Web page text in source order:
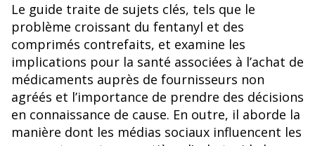
Le guide traite de sujets clés, tels que le
problème croissant du fentanyl et des
comprimés contrefaits, et examine les
implications pour la santé associées à l’achat de
médicaments auprès de fournisseurs non
agréés et l’importance de prendre des décisions
en connaissance de cause. En outre, il aborde la
manière dont les médias sociaux influencent les